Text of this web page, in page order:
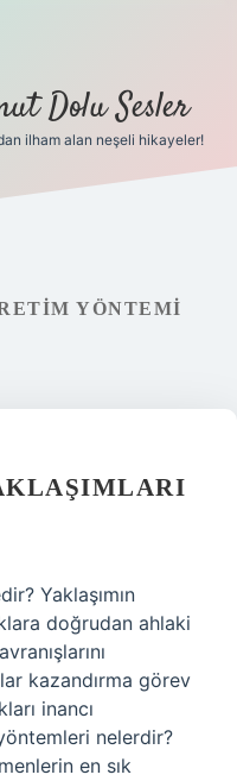
Dolu Sesler
ilham alan neşeli hikayeler!
YÖNTEMI
Yaklaşımın
doğrudan ahlaki
kazandırma görev
inancı
nelerdir?
en sık